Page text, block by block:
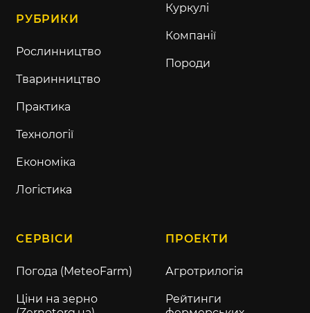
РУБРИКИ
Рослинництво
Тваринництво
Практика
Технології
Економіка
Логістика
Куркулі
Компанії
Породи
СЕРВІСИ
Погода (MeteoFarm)
Ціни на зерно
ПРОЕКТИ
Агротрилогія
Рейтинги